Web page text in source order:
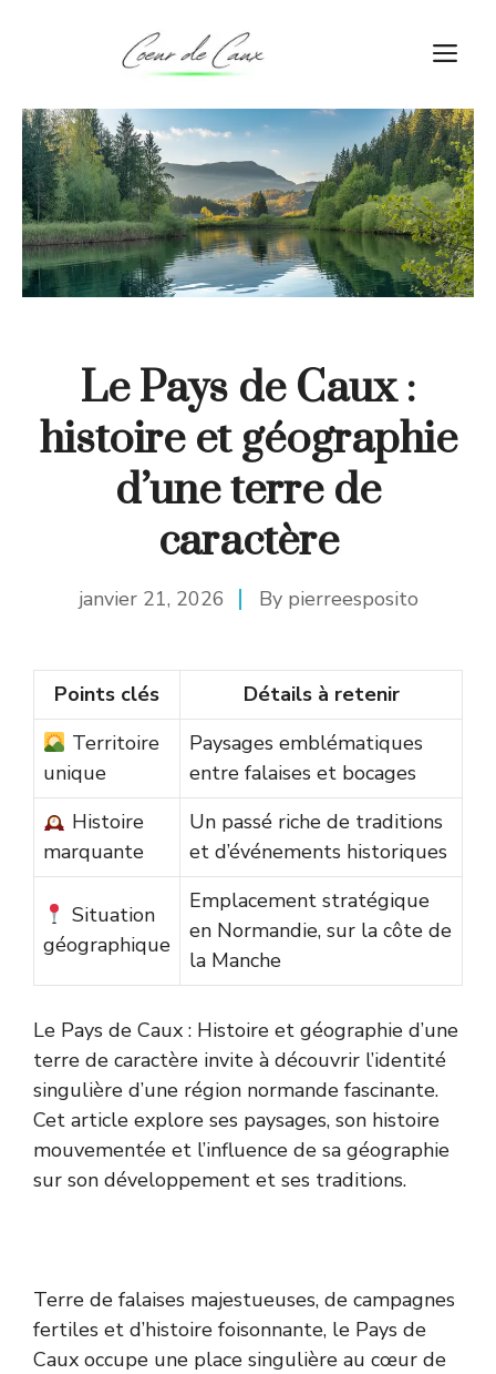
Le Pays de Caux :
histoire et géographie
d’une terre de
caractère
janvier 21, 2026 By pierreesposito
Points clés
Détails à retenir
Territoire
unique
Paysages emblématiques
entre falaises et bocages
Histoire
marquante
Un passé riche de traditions
et d’événements historiques
Situation
géographique
Emplacement stratégique
en Normandie, sur la côte de
la Manche
Le Pays de Caux : Histoire et géographie d’une
terre de caractère invite à découvrir l’identité
singulière d’une région normande fascinante.
Cet article explore ses paysages, son histoire
mouvementée et l’influence de sa géographie
sur son développement et ses traditions.
Terre de falaises majestueuses, de campagnes
fertiles et d’histoire foisonnante, le Pays de
Caux occupe une place singulière au cœur de